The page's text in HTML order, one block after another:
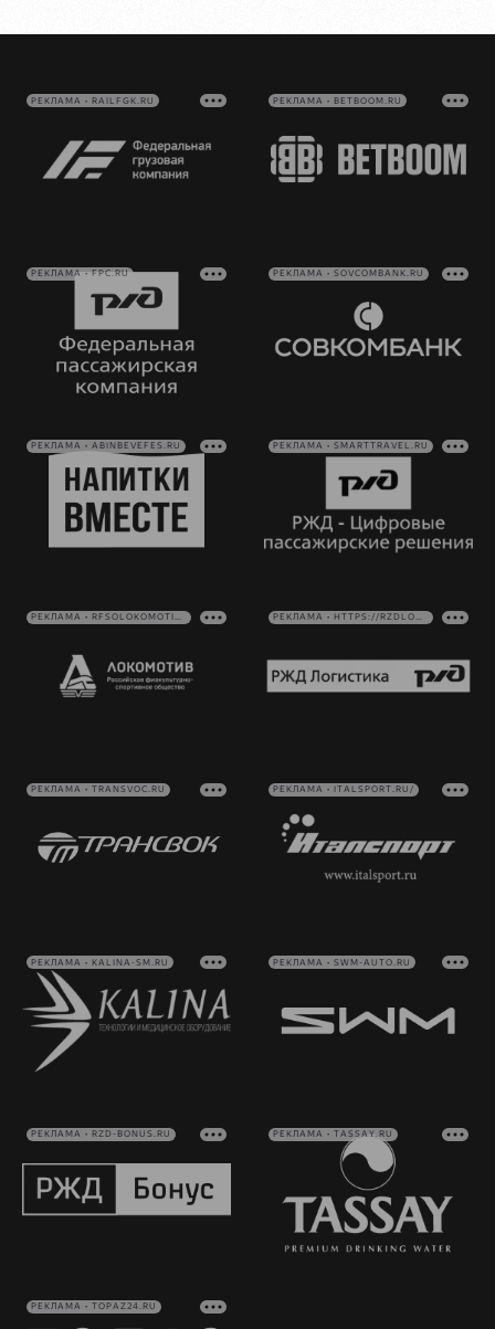
РЕКЛАМА • RAILFGK.RU РЕКЛАМА • BETBOOM.RU
РЕКЛАМА • FPC.RU РЕКЛАМА • SOVCOMBANK.RU
РЕКЛАМА • ABINBEVEFES.RU РЕКЛАМА • SMARTTRAVEL.RU
РЕКЛАМА • RFSOLOKOMOTIV.RU РЕКЛАМА • HTTPS://RZDLOG.RU/
РЕКЛАМА • TRANSVOC.RU РЕКЛАМА • ITALSPORT.RU/
РЕКЛАМА • KALINA-SM.RU РЕКЛАМА • SWM-AUTO.RU
РЕКЛАМА • RZD-BONUS.RU РЕКЛАМА • TASSAY.RU
РЕКЛАМА • TOPAZ24.RU